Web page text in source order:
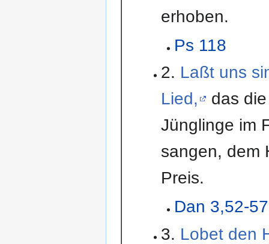
erhoben.
Ps 118
2. Laßt uns
Lied,
das
Jünglinge im
sangen, dem
Preis.
Dan 3,52-57
3. Lobet den